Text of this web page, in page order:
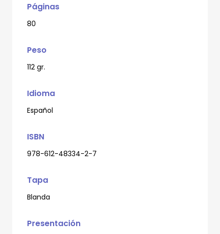
Páginas
80
Peso
112 gr.
Idioma
Español
ISBN
978-612-48334-2-7
Tapa
Blanda
Presentación